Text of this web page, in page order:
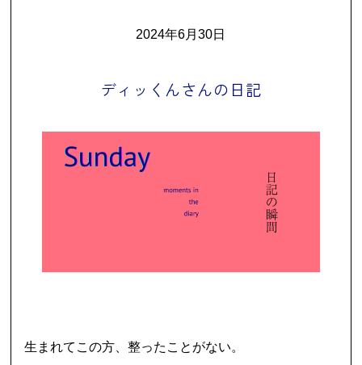
2024年6月30日
ディッくんさんの日記
生まれてこの方、整ったことがない。